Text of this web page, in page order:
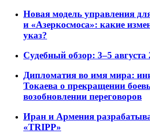
Новая модель управления
и «Азеркосмоса»: какие
указ?
Судебный обзор: 3–5 августа
Дипломатия во имя мира:
Токаева о прекращении
возобновлении переговоров
Иран и Армения
«TRIPP»